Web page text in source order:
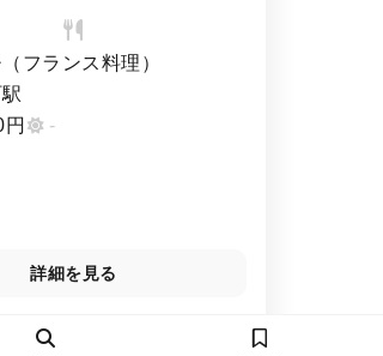
フランス料理）
-
詳細を見る